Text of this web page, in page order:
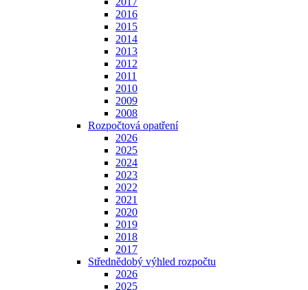
2016
2015
2014
2013
2012
2011
2010
2009
2008
Rozpočtová opatření
2026
2025
2024
2023
2022
2021
2020
2019
2018
2017
Střednědobý výhled rozpočtu
2026
2025